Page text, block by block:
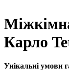
Карло
Унікальні умови